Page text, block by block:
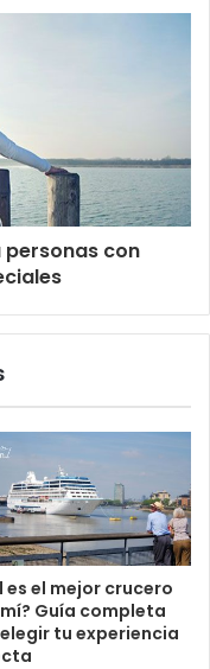
con
es el mejor crucero
Guía completa
tu experiencia